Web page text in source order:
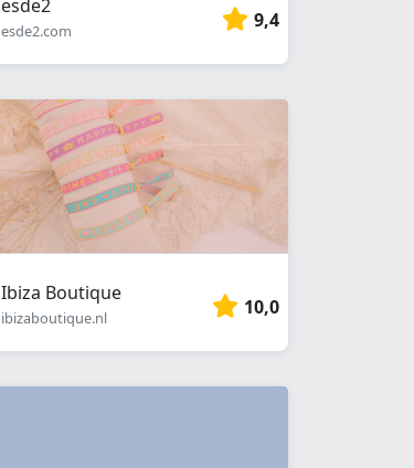
esde2
esde2.com 9,4
Ibiza Boutique
ibizaboutique.nl 10,0